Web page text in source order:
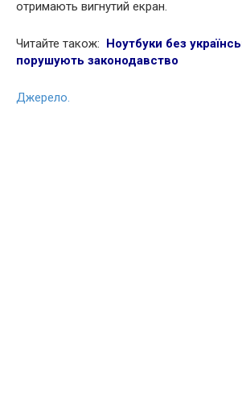
отримають вигнутий екран.
Читайте також: Ноутбуки без
порушують законодавство
Джерело.